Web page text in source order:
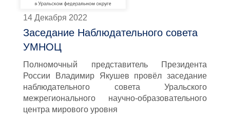
14 Декабря 2022
Заседание Наблюдательного совета
УМНОЦ
Полномочный представитель Президента
России Владимир Якушев провёл заседание
наблюдательного совета Уральского
межрегионального научно-образовательного
центра мирового уровня